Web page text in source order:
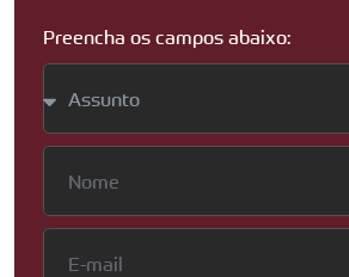
Preencha os campos abaixo: